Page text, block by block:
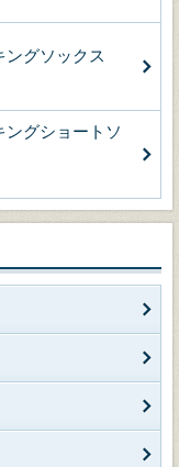
ングソックス
グショートソ